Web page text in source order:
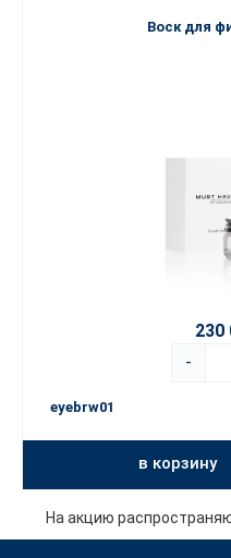
Воск для
230
-
eyebrw01
в корзину
На акцию